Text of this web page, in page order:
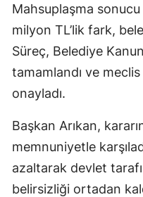
Mahsuplaşma
milyon TL’lik fark,
Süreç, Belediye
tamamlandı ve
onayladı.
Başkan Arıkan,
memnuniyetle
azaltarak devlet
belirsizliği ortadan